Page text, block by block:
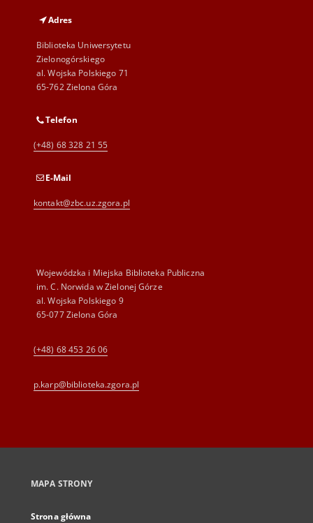
Adres
Biblioteka Uniwersytetu
Zielonogórskiego
al. Wojska Polskiego 71
65-762 Zielona Góra
Telefon
(+48) 68 328 21 55
E-Mail
kontakt@zbc.uz.zgora.pl
Wojewódzka i Miejska Biblioteka Publiczna
im. C. Norwida w Zielonej Górze
al. Wojska Polskiego 9
65-077 Zielona Góra
(+48) 68 453 26 06
p.karp@biblioteka.zgora.pl
MAPA STRONY
Strona główna